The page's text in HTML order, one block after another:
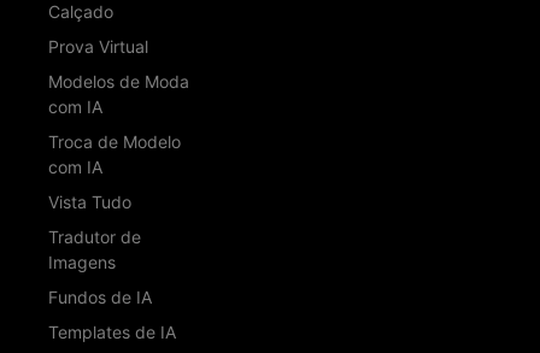
Calçado
Prova Virtual
Modelos de Moda
com IA
Troca de Modelo
com IA
Vista Tudo
Tradutor de
Imagens
Fundos de IA
Templates de IA